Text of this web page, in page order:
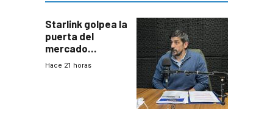
Starlink golpea la
puerta del
mercado
uruguayo y Antel
Hace 21 horas